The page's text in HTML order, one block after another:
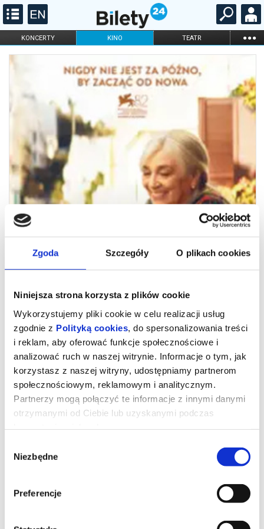
Zgoda Szczegóły O plikach cookies
Niniejsza strona korzysta z plików cookie
Wykorzystujemy pliki cookie w celu realizacji usług
zgodnie z Polityką cookies , do spersonalizowania treści
i reklam, aby oferować funkcje społecznościowe i
analizować ruch w naszej witrynie. Informacje o tym, jak
korzystasz z naszej witryny, udostępniamy partnerom
społecznościowym, reklamowym i analitycznym.
Partnerzy mogą połączyć te informacje z innymi danymi
otrzymanymi od Ciebie lub uzyskanymi podczas
zgody
Niezbędne
Preferencje
KONCERTY KINO TEATR ...
FILHARMONIA OPERA I BALET
ONLINE KARNETY
DRUGIE ŻYCIE
apartamencie w sercu marokańskiego Tangeru. To miejsce, które
pamięta jej miłość, codzienne rytuały i całe życie zapisane w
ścianach, meblach i drobnych gestach. Gdy zostaje zmuszona do
wydaje się bolesną koniecznością, nieoczekiwanie stanie się